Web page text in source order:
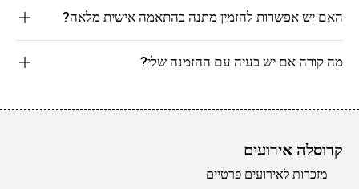
האם יש אפשרות להזמין מתנה בהתאמה אישית מלאה?
מה קורה אם יש בעיה עם ההזמנה שלי?
קרוסלה אירועים
מזכרות לאירועים פרטיים